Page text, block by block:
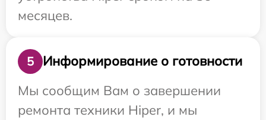
месяцев.
5
Информирование о готовности
Мы сообщим Вам о завершении
ремонта техники Hiper, и мы